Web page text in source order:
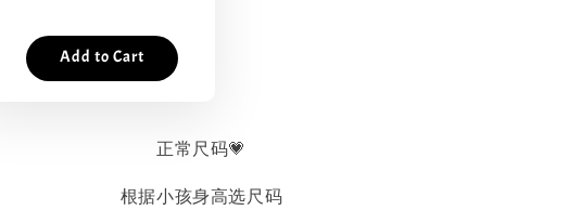
Add to Cart
正常尺码💗
根据小孩身高选尺码